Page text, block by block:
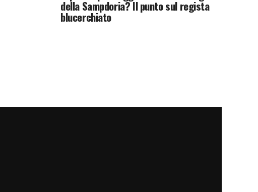
della Sampdoria? Il punto sul regista
blucerchiato